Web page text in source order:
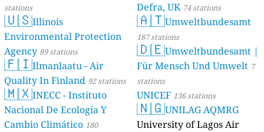
stations
🇺🇸Illinois
Environmental Protection
Agency 89 stations
🇫🇮Ilmanlaatu - Air
Quality In Finland 92 stations
🇲🇽INECC - Instituto
Nacional De Ecología Y
Cambio Climático 180
Defra, UK 74 stations
🇦🇹Umweltbundesamt
187 stations
🇩🇪Umweltbundesamt |
Für Mensch Und Umwelt 7
stations
UNICEF 136 stations
🇳🇬UNILAG AQMRG
University of Lagos Air